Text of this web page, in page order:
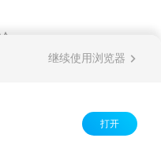
继续使用浏览器
打开